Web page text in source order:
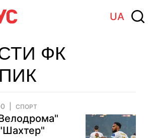
UA
ФК
СПОРТ